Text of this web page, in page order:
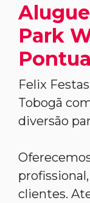
Park
Felix
Tobogã
diversão
clientes.